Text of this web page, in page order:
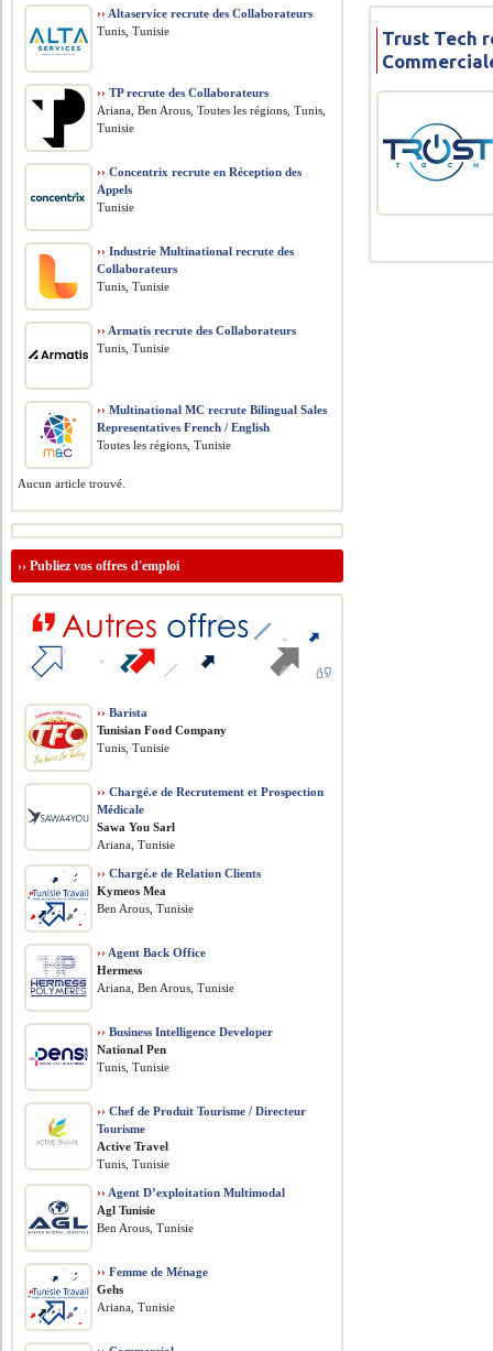
Trust Tech
›› Altaservice recrute des Collaborateurs
Tunis, Tunisie
›› TP recrute des Collaborateurs
Ariana, Ben Arous, Toutes les régions, Tunis,
Tunisie
›› Concentrix recrute en Réception des
Appels
Tunisie
›› Industrie Multinational recrute des
Collaborateurs
Tunis, Tunisie
›› Armatis recrute des Collaborateurs
Tunis, Tunisie
›› Multinational MC recrute Bilingual Sales
Representatives French / English
Toutes les régions, Tunisie
Aucun article trouvé.
››Publiez vos offres d'emploi
›› Barista
Tunisian Food Company
Tunis, Tunisie
›› Chargé.e de Recrutement et Prospection
Médicale
Sawa You Sarl
Ariana, Tunisie
›› Chargé.e de Relation Clients
Kymeos Mea
Ben Arous, Tunisie
›› Agent Back Office
Hermess
Ariana, Ben Arous, Tunisie
›› Business Intelligence Developer
National Pen
Tunis, Tunisie
›› Chef de Produit Tourisme / Directeur
Tourisme
Active Travel
Tunis, Tunisie
›› Agent D’exploitation Multimodal
Agl Tunisie
Ben Arous, Tunisie
›› Femme de Ménage
Gehs
Ariana, Tunisie